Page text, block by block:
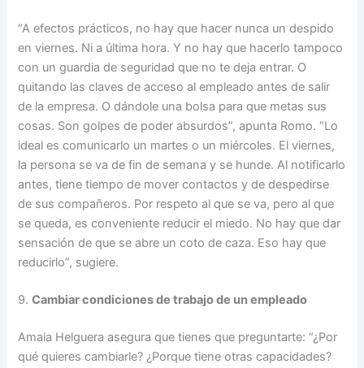
“A efectos prácticos, no hay que hacer nunca un despido
en viernes. Ni a última hora. Y no hay que hacerlo tampoco
con un guardia de seguridad que no te deja entrar. O
quitando las claves de acceso al empleado antes de salir
de la empresa. O dándole una bolsa para que metas sus
cosas. Son golpes de poder absurdos”, apunta Romo. “Lo
ideal es comunicarlo un martes o un miércoles. El viernes,
la persona se va de fin de semana y se hunde. Al notificarlo
antes, tiene tiempo de mover contactos y de despedirse
de sus compañeros. Por respeto al que se va, pero al que
se queda, es conveniente reducir el miedo. No hay que dar
sensación de que se abre un coto de caza. Eso hay que
reducirlo”, sugiere.
9.Cambiar condiciones de trabajo de un empleado
Amaia Helguera asegura que tienes que preguntarte: “¿Por
qué quieres cambiarle? ¿Porque tiene otras capacidades?